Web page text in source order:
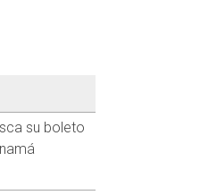
su boleto